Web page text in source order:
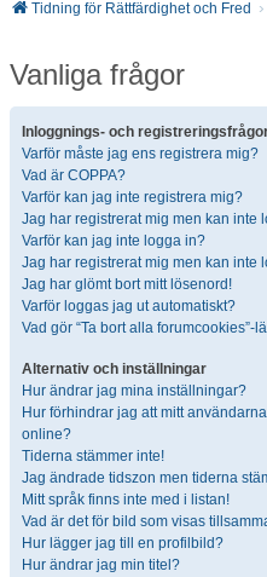
Tidning för Rättfärdighet och Fred
Vanliga frågor
Inloggnings- och
Varför måste jag ens registrera mig?
Vad är COPPA?
Varför kan jag inte registrera mig?
Jag har registrerat mig men kan inte
Varför kan jag inte logga in?
Jag har registrerat mig men kan inte
Jag har glömt bort mitt lösenord!
Varför loggas jag ut automatiskt?
Vad gör “Ta bort alla forumcookies”-
Alternativ och inställningar
Hur ändrar jag mina inställningar?
Hur förhindrar jag att mitt
online?
Tiderna stämmer inte!
Jag ändrade tidszon men tiderna
Mitt språk finns inte med i listan!
Vad är det för bild som visas
Hur lägger jag till en profilbild?
Hur ändrar jag min titel?